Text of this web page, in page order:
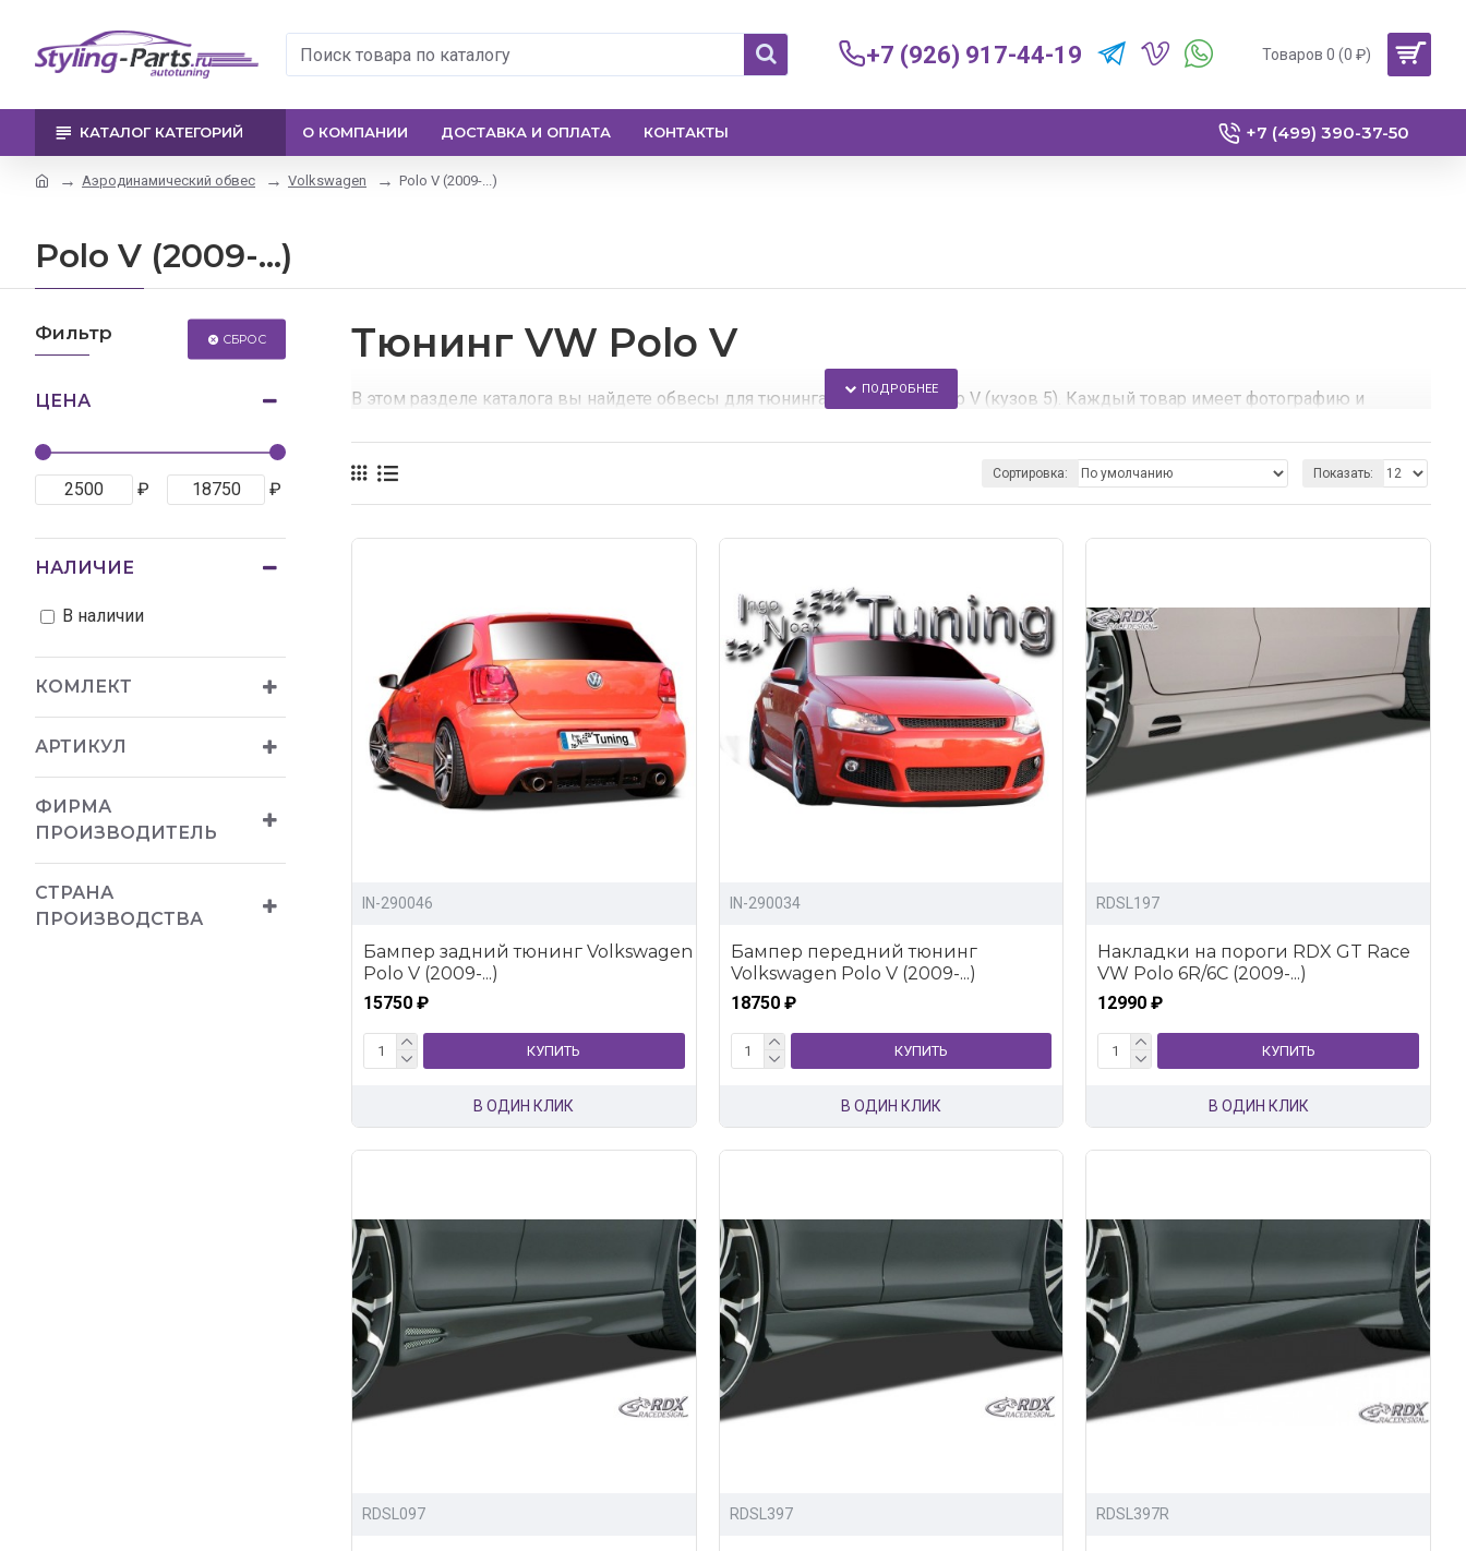
+7 (926) 917-44-19 Товаров 0 (0 ₽)
КАТАЛОГ КАТЕГОРИЙ О КОМПАНИИ ДОСТАВКА И ОПЛАТА КОНТАКТЫ +7 (499) 390-37-50
Аэродинамический обвес Volkswagen Polo V (2009-...)
Polo V (2009-...)
Фильтр СБРОС
ЦЕНА
₽ ₽
КОМЛЕКТ
АРТИКУЛ
ФИРМА
ПРОИЗВОДИТЕЛЬ
СТРАНА
ПРОИЗВОДСТВА
НАЛИЧИЕ
В наличии
Тюнинг VW Polo V
В этом разделе каталога вы найдете обвесы для тюнинга Volkswagen Polo V (кузов 5). Каждый товар имеет фотографию и
Сортировка: Показать:
IN-290046
Бампер задний тюнинг Volkswagen
Polo V (2009-...)
15750 ₽
КУПИТЬ
В ОДИН КЛИК
IN-290034
Бампер передний тюнинг
Volkswagen Polo V (2009-...)
18750 ₽
КУПИТЬ
В ОДИН КЛИК
RDSL197
Накладки на пороги RDX GT Race
VW Polo 6R/6C (2009-...)
12990 ₽
КУПИТЬ
В ОДИН КЛИК
RDSL097 RDSL397 RDSL397R